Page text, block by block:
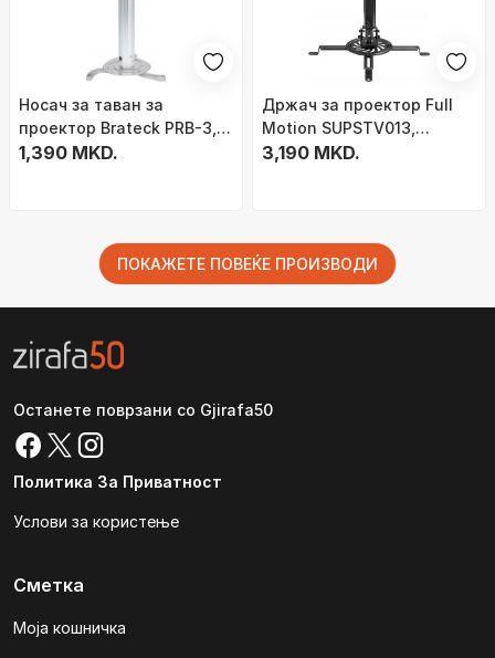
Носач за таван за
проектор Brateck PRB-3,
до 10kg, бел
1,390 MKD.
Држач за проектор Full
Motion SUPSTV013,
универзален, до 13.5 kg,
3,190 MKD.
ПОКАЖЕТЕ ПОВЕЌЕ ПРОИЗВОДИ
Останете поврзани со Gjirafa50
Политика За Приватност
Услови за користење
Сметка
Моја кошничка